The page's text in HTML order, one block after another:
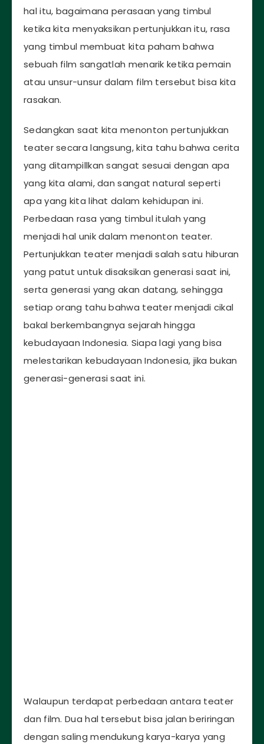
hal itu, bagaimana perasaan yang timbul
ketika kita menyaksikan pertunjukkan itu, rasa
yang timbul membuat kita paham bahwa
sebuah film sangatlah menarik ketika pemain
atau unsur-unsur dalam film tersebut bisa kita
rasakan.
Sedangkan saat kita menonton pertunjukkan
teater secara langsung, kita tahu bahwa cerita
yang ditampillkan sangat sesuai dengan apa
yang kita alami, dan sangat natural seperti
apa yang kita lihat dalam kehidupan ini.
Perbedaan rasa yang timbul itulah yang
menjadi hal unik dalam menonton teater.
Pertunjukkan teater menjadi salah satu hiburan
yang patut untuk disaksikan generasi saat ini,
serta generasi yang akan datang, sehingga
setiap orang tahu bahwa teater menjadi cikal
bakal berkembangnya sejarah hingga
kebudayaan Indonesia. Siapa lagi yang bisa
melestarikan kebudayaan Indonesia, jika bukan
generasi-generasi saat ini.
Walaupun terdapat perbedaan antara teater
dan film. Dua hal tersebut bisa jalan beriringan
dengan saling mendukung karya-karya yang